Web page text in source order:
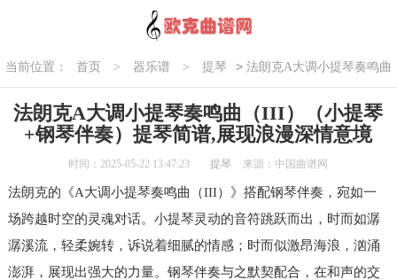
当前位置： 首页 > 器乐谱 > 提琴 > 法朗克A大调小提琴奏鸣曲
法朗克A大调小提琴奏鸣曲（III）（小提琴
+钢琴伴奏）提琴简谱,展现浪漫深情意境
时间：2025-05-22 13:47:23 提琴 来源：中国曲谱网
法朗克的《A大调小提琴奏鸣曲（III）》搭配钢琴伴奏，宛如一
场跨越时空的灵魂对话。小提琴灵动的音符跳跃而出，时而如潺
潺溪流，轻柔婉转，诉说着细腻的情感；时而似激昂海浪，汹涌
澎湃，展现出强大的力量。钢琴伴奏与之默契配合，在和声的交